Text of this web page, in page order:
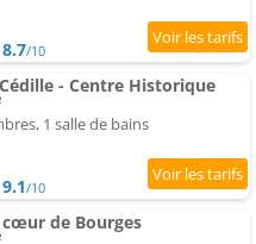
8.7/10
- Centre Historique
1 salle de bains
9.1/10
de Bourges